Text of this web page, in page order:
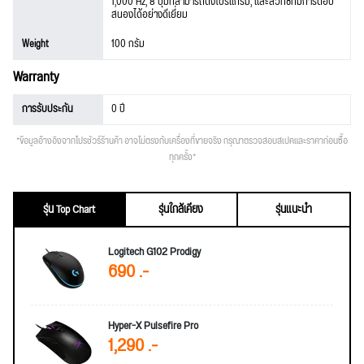
สนองได้อย่างดีเยี่ยม
Weight
100 กรัม
Warranty
การรับประกัน 0 ปี
*ข้อมูลอ้างอิงจากโปรชัวร์ร้านค้า อาจไม่ตรงกับเครื่องที่ขายจริง กรุณาตรวจสอบสเปคและราคาก่อนซื้อ
ทุกครั้ง*
รุ่น Top Chart รุ่นใกล้เคียง
รุ่นแนะนำ
Logitech G102 Prodigy
690 .-
Hyper-X Pulsefire Pro
1,290 .-